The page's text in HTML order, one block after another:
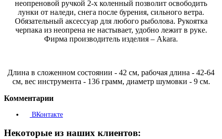
неопреновой ручкой 2-х коленный позволит освободить
лунки от наледи, снега после бурения, сильного ветра.
Обязательный аксессуар для любого рыболова. Рукоятка
черпака из неопрена не настывает, удобно лежит в руке.
Фирма производитель изделия – Akara.
Длина в сложенном состоянии - 42 см, рабочая длина - 42-64
см, вес инструмента - 136 грамм, диаметр шумовки - 9 см.
Комментарии
ВКонтакте
Некоторые из наших клиентов: